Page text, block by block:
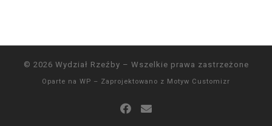
© 2026 Wydział Rzeźby – Wszelkie prawa zastrzeżone
Oparte na WP – Zaprojektowano z Motyw Customizr